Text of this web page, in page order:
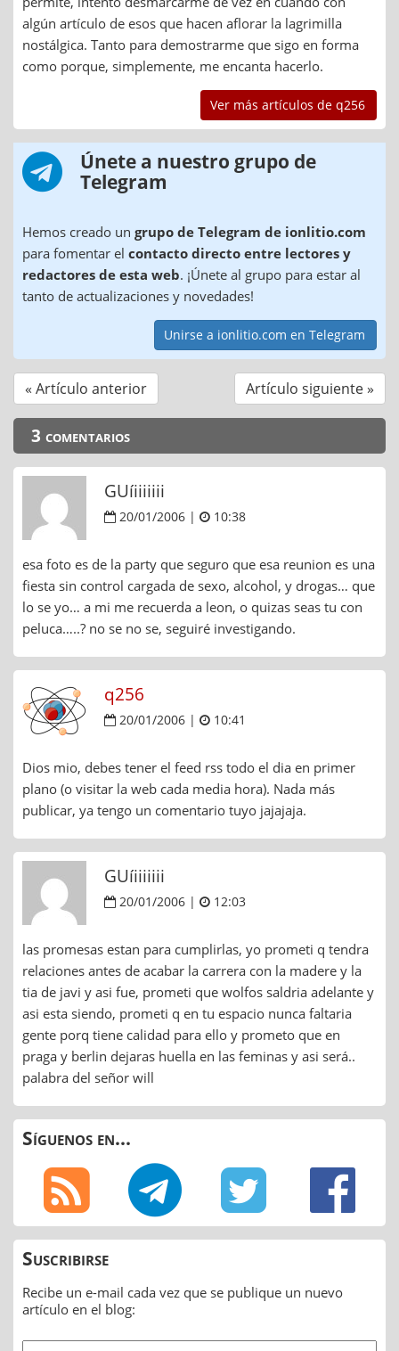
algún artículo de esos que hacen aflorar la lagrimilla
nostálgica. Tanto para demostrarme que sigo en forma
como porque, simplemente, me encanta hacerlo.
Ver más artículos de q256
Únete a nuestro grupo de
Telegram
Hemos creado un grupo de Telegram de ionlitio.com
para fomentar el contacto directo entre lectores y
redactores de esta web. ¡Únete al grupo para estar al
tanto de actualizaciones y novedades!
Unirse a ionlitio.com en Telegram
« Artículo anterior Artículo siguiente »
3 comentarios
GUíiiiiiii
20/01/2006 | 10:38
esa foto es de la party que seguro que esa reunion es una
fiesta sin control cargada de sexo, alcohol, y drogas… que
lo se yo… a mi me recuerda a leon, o quizas seas tu con
peluca…..? no se no se, seguiré investigando.
q256
20/01/2006 | 10:41
Dios mio, debes tener el feed rss todo el dia en primer
plano (o visitar la web cada media hora). Nada más
publicar, ya tengo un comentario tuyo jajajaja.
GUíiiiiiii
20/01/2006 | 12:03
las promesas estan para cumplirlas, yo prometi q tendra
relaciones antes de acabar la carrera con la madere y la
tia de javi y asi fue, prometi que wolfos saldria adelante y
asi esta siendo, prometi q en tu espacio nunca faltaria
gente porq tiene calidad para ello y prometo que en
praga y berlin dejaras huella en las feminas y asi será..
palabra del señor will
Síguenos en...
Suscribirse
Recibe un e-mail cada vez que se publique un nuevo
artículo en el blog: